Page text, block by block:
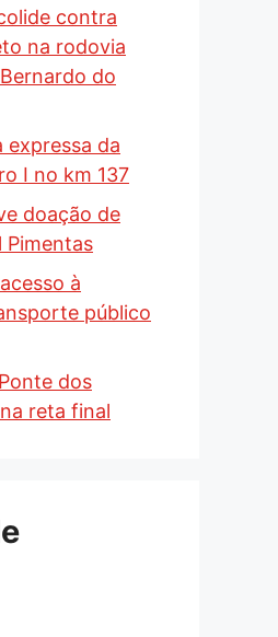
contra
na rodovia
do
expressa da
I no km 137
doação de
Pimentas
à
público
dos
reta final